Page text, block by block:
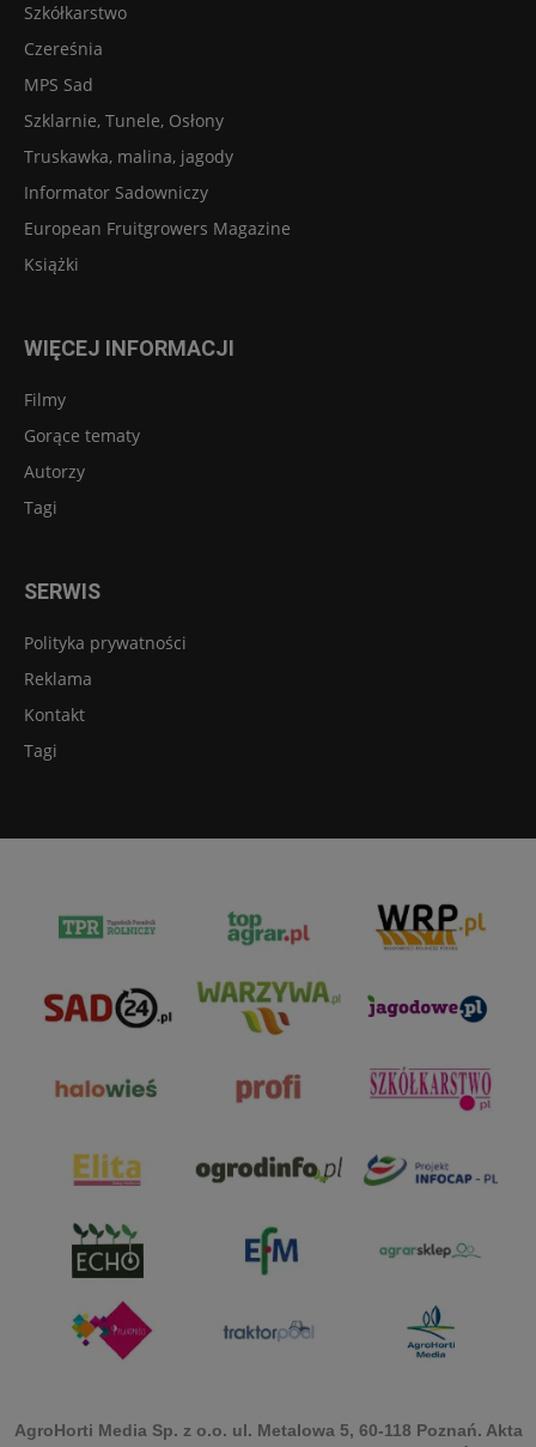
Szkółkarstwo
Czereśnia
MPS Sad
Szklarnie, Tunele, Osłony
Truskawka, malina, jagody
Informator Sadowniczy
European Fruitgrowers Magazine
Książki
WIĘCEJ INFORMACJI
Filmy
Gorące tematy
Autorzy
Tagi
SERWIS
Polityka prywatności
Reklama
Kontakt
Tagi
AgroHorti Media Sp. z o.o. ul. Metalowa 5, 60-118 Poznań. Akta